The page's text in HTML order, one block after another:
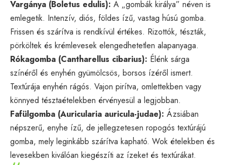
Vargánya (Boletus edulis): A „gombák királya” néven is
emlegetik. Intenzív, diós, földes ízű, vastag húsú gomba.
Frissen és szárítva is rendkívül értékes. Rizottók, tészták,
pörköltek és krémlevesek elengedhetetlen alapanyaga.
Rókagomba (Cantharellus cibarius): Élénk sárga
színéről és enyhén gyümölcsös, borsos ízéről ismert.
Textúrája enyhén rágós. Vajon pirítva, omlettekben vagy
könnyed tésztaételekben érvényesül a legjobban.
Fafülgomba (Auricularia auricula-judae): Ázsiában
népszerű, enyhe ízű, de jellegzetesen ropogós textúrájú
gomba, mely leginkább szárítva kapható. Wok ételekben és
levesekben kiválóan kiegészíti az ízeket és textúrákat.